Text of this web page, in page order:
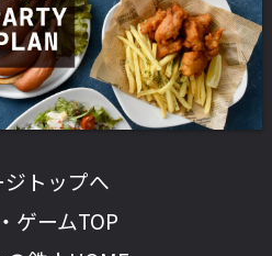
トップへ
ゲームTOP